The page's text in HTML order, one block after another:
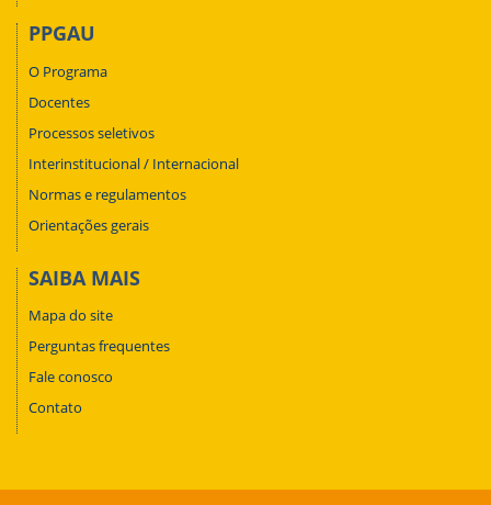
PPGAU
O Programa
Docentes
Processos seletivos
Interinstitucional / Internacional
Normas e regulamentos
Orientações gerais
SAIBA MAIS
Mapa do site
Perguntas frequentes
Fale conosco
Contato